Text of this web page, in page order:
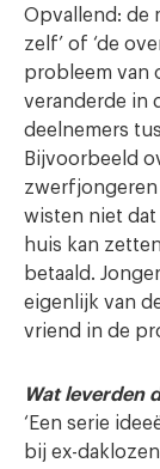
Opvallend: de
zelf’ of ‘de
probleem van
veranderde in
deelnemers
Bijvoorbeeld
zwerfjongeren
wisten niet
huis kan
betaald.
eigenlijk van
vriend in de
Wat leverden
‘Een serie
bij ex-